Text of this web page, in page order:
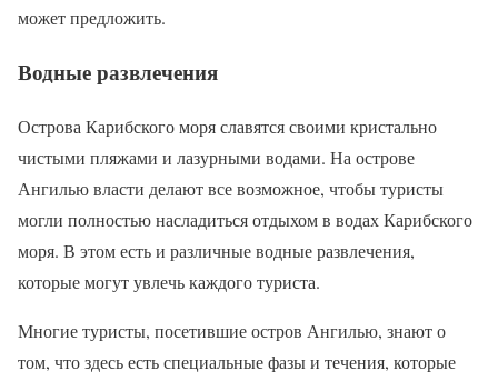
может предложить.
Водные развлечения
Острова Карибского моря славятся своими кристально
чистыми пляжами и лазурными водами. На острове
Ангилью власти делают все возможное, чтобы туристы
могли полностью насладиться отдыхом в водах Карибского
моря. В этом есть и различные водные развлечения,
которые могут увлечь каждого туриста.
Многие туристы, посетившие остров Ангилью, знают о
том, что здесь есть специальные фазы и течения, которые